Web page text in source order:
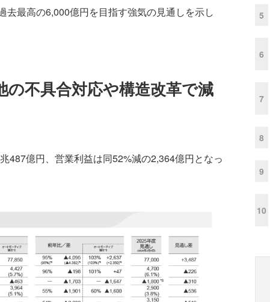
去最高の6,000億円を目指す強気の見通しを示し
の不具合対応や構造改革で減
億円、営業利益は同52%減の2,364億円となっ
5
6
7
8
9
10